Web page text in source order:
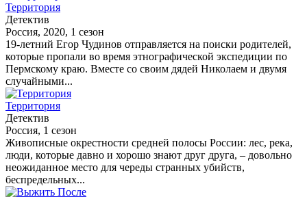
Территория
Детектив
Россия, 2020, 1 сезон
19-летний Егор Чудинов отправляется на поиски родителей,
которые пропали во время этнографической экспедиции по
Пермскому краю. Вместе со своим дядей Николаем и двумя
случайными...
Территория
Детектив
Россия, 1 сезон
Живописные окрестности средней полосы России: лес, река,
люди, которые давно и хорошо знают друг друга, – довольно
неожиданное место для череды странных убийств,
беспредельных...